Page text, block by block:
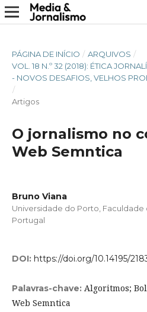
PÁGINA DE INÍCIO / ARQUIVOS /
VOL. 18 N.º 32 (2018): ÉTICA
- NOVOS DESAFIOS, VELHOS
/
Artigos
O jornalismo no
Web Semntica
Bruno Viana
Universidade do Porto, Faculdade
Portugal
DOI: https://doi.org/10.14195/
Palavras-chave: Algoritmos;
Web Semntica